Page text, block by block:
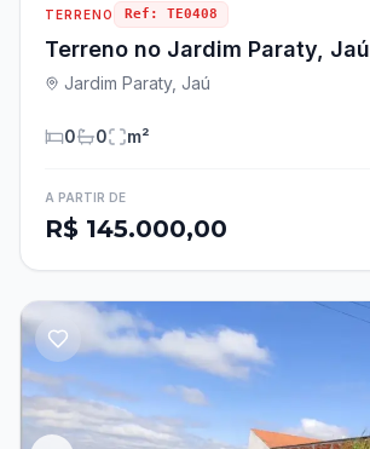
TERRENO Ref: TE0408
Terreno no Jardim Paraty, Jaú
Jardim Paraty, Jaú
0 0 m²
A PARTIR DE
R$ 145.000,00